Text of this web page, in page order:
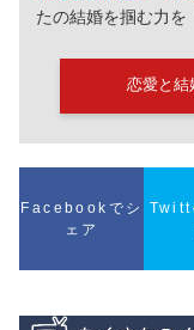
たの結婚を掴む力を
恋愛と結
Facebookでシ
ェア